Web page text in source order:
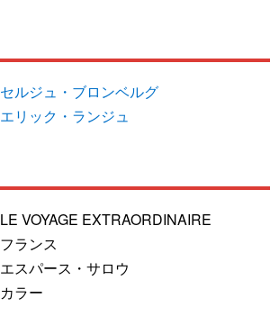
セルジュ・ブロンベルグ
エリック・ランジュ
LE VOYAGE EXTRAORDINAIRE
フランス
エスパース・サロウ
カラー